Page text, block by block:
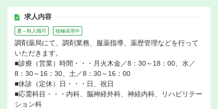
求人内容
夏～秋入職可 積極採用中
調剤薬局にて、調剤業務、服薬指導、薬歴管理などを行って
いただきます。
■診療（営業）時間・・・月火木金／8：30～18：00、水／
8：30～16：30、土／8：30～16：00
■休診（定休）日・・・日、祝日
■応需科目・・・内科、脳神経外科、神経内科、リハビリテー
ション科